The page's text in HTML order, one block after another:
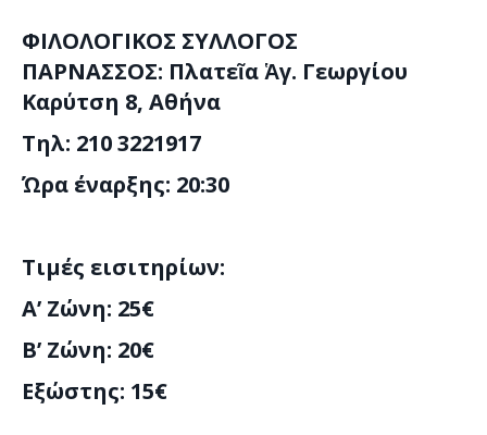
ΦΙΛΟΛΟΓΙΚΟΣ ΣΥΛΛΟΓΟΣ
ΠΑΡΝΑΣΣΟΣ: ΠλατεῖαἉγ. Γεωργίου
Καρύτση 8, Αθήνα
Τηλ: 210 3221917
Ώρα έναρξης: 20:30
Τιμές εισιτηρίων:
Α’ Ζώνη: 25€
Β’ Ζώνη: 20€
Εξώστης: 15€